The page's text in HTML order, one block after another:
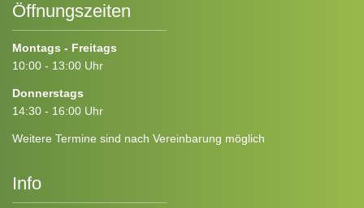
Öffnungszeiten
Montags - Freitags
10:00 - 13:00 Uhr
Donnerstags
14:30 - 16:00 Uhr
Weitere Termine sind nach Vereinbarung möglich
Info